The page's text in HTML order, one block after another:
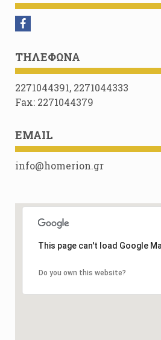
ΤΗΛΈΦΩΝΑ
2271044391, 2271044333
Fax: 2271044379
EMAIL
info@homerion.gr
This page can't load Google
Do you own this website?